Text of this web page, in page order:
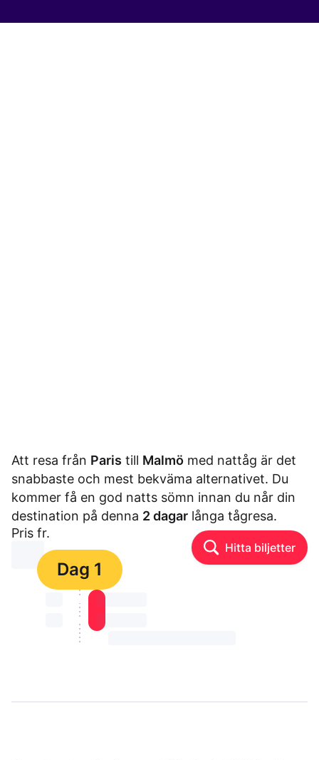
Att resa från Paris till Malmö med nattåg är det
snabbaste och mest bekväma alternativet. Du
kommer få en god natts sömn innan du når din
destination på denna 2 dagar långa tågresa.
Pris fr.
⏳⏳ Hitta biljetter
Dag 1
⏳⏳ ⏳ ⏳⏳
⏳⏳ ⏳ ⏳⏳